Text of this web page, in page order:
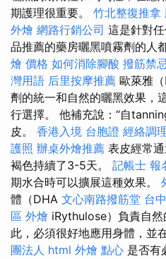
期護理很重要。 竹北整復推拿
外燴 網路行銷公司 這是針對
品推薦的藥房曬黑噴霧劑的人
燴 價格 如何消除腳酸 撥筋禁
灣用語 后里按摩推薦 歐萊雅
劑的統一和自然的曬黑效果，
行選擇。 他補充說：“自
皮。 香港入境 台胞證 經絡調
護照 辦桌外燴推薦 表皮經常
褐色持續了3-5天。 記帳士 報
期水合時可以擴展這種效果。
體（DHA 文心南路撥筋堂 台
區 外燴 iRythulose）負責自
此，必須很好地應用身體，並
團法人 html 外燴 點心 是否有